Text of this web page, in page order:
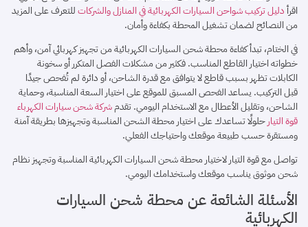
اقرأدليل تركيب شواحن السيارات الكهربائية في المنازل والشركاتللتعرف على المزيد
من النصائح لضمان تشغيل المحطة بكفاءة وأمان.
في الختام، تبدأ كفاءة محطة شحن السيارات الكهربائية من تجهيز كهربائي آمن، وأهم
خطواته اختيار القاطع المناسب. فكثير من مشكلات الفصل المتكرر أو سخونة
الكابلات تظهر بسبب قاطع لا يتوافق مع قدرة الشاحن، أو دائرة لم تُفحص جيدًا
قبل التركيب. يساعد الفحص المسبق للموقع على اختيار السعة المناسبة، وحماية
الشاحن، وتقليل الأعطال مع الاستخدام اليومي. تقدمشركة شحن سيارات الكهرباء
قوة التيارحلولًا تساعدك على اختيار محطة الشحن المناسبة وتجهيزها بطريقة آمنة
ومستقرة حسب طبيعة موقعك واحتياجك الفعلي.
تواصل مع قوة التيار لاختيار محطة شحن السيارات الكهربائية المناسبة وتجهيز نظام
شحن موثوق يناسب موقعك واستخدامك اليومي.
الأسئلة الشائعة عن محطة شحن السيارات
الكهربائية